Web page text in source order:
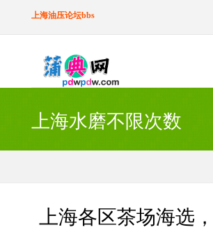
上海油压论坛bbs
上海水磨不限次数
上海各区茶场海选